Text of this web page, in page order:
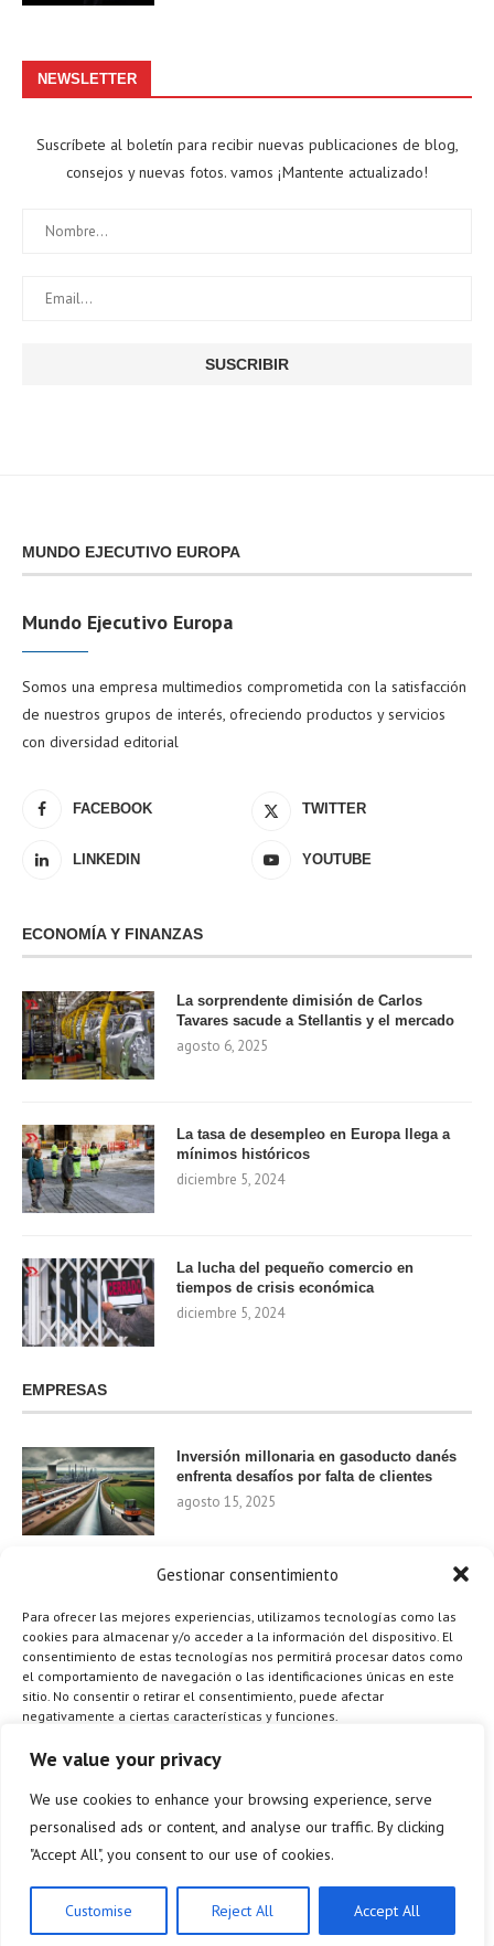
We value your privacy
We use cookies to enhance your browsing experience, serve
personalised ads or content, and analyse our traffic. By clicking
"Accept All", you consent to our use of cookies.
Customise Reject All Accept All
Gestionar consentimiento
Para ofrecer las mejores experiencias, utilizamos tecnologías como las
cookies para almacenar y/o acceder a la información del dispositivo. El
consentimiento de estas tecnologías nos permitirá procesar datos como
el comportamiento de navegación o las identificaciones únicas en este
sitio. No consentir o retirar el consentimiento, puede afectar
negativamente a ciertas características y funciones.
Gestionar los servicios
ACEPTAR
DENEGAR
VER PREFERENCIAS
NEWSLETTER
Suscríbete al boletín para recibir nuevas publicaciones de blog,
consejos y nuevas fotos. vamos ¡Mantente actualizado!
MUNDO EJECUTIVO EUROPA
Mundo Ejecutivo Europa
Somos una empresa multimedios comprometida con la satisfacción
de nuestros grupos de interés, ofreciendo productos y servicios
con diversidad editorial
FACEBOOK TWITTER
LINKEDIN YOUTUBE
ECONOMÍA Y FINANZAS
La sorprendente dimisión de Carlos
Tavares sacude a Stellantis y el mercado
agosto 6, 2025
La tasa de desempleo en Europa llega a
mínimos históricos
diciembre 5, 2024
La lucha del pequeño comercio en
tiempos de crisis económica
diciembre 5, 2024
EMPRESAS
Inversión millonaria en gasoducto danés
enfrenta desafíos por falta de clientes
agosto 15, 2025
de IA para 2024
agosto 9, 2025
¿Cómo el Método de Tres Sillas de Walt
Productividad?
ES